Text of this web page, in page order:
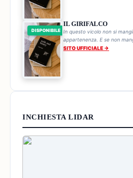
DISPONIBILE
IL GIRIFALCO
In questo vicolo non si
appartenenza. E se non
trova. Ogni pranzo è una
SITO UFFICIALE →
INCHIESTA LIDAR